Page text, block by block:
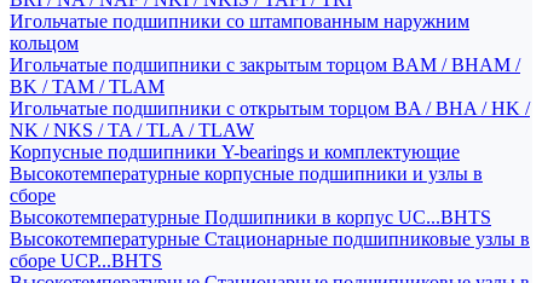
Игольчатые подшипники со штампованным наружним
кольцом
Игольчатые подшипники с закрытым торцом BAM / BHAM /
BK / TAM / TLAM
Игольчатые подшипники с открытым торцом BA / BHA / HK /
NK / NKS / TA / TLA / TLAW
Корпусные подшипники Y-bearings и комплектующие
Высокотемпературные корпусные подшипники и узлы в
сборе
Высокотемпературные Подшипники в корпус UC...BHTS
Высокотемпературные Стационарные подшипниковые узлы в
сборе UCP...BHTS